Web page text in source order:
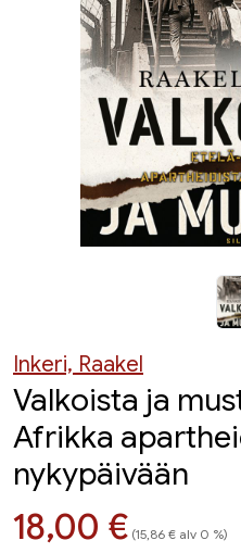
Inkeri, Raakel
Valkoista ja
Afrikka
nykypäivään
Hinta nyt
18,00 € (15,86 € alv 0 %)